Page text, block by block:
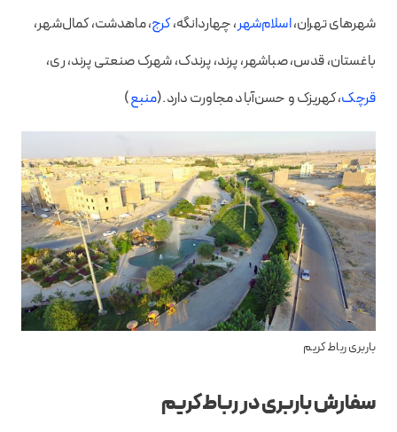
شهرهای تهران،اسلام‌شهر، چهاردانگه،کرج، ماهدشت، کمال‌شهر،
باغستان، قدس، صباشهر، پرند، پرندک، شهرک صنعتی پرند، ری،
قرچک، کهریزک و حسن‌آباد مجاورت دارد.(منبع)
باربری رباط کریم
سفارش باربری در رباط‌کریم